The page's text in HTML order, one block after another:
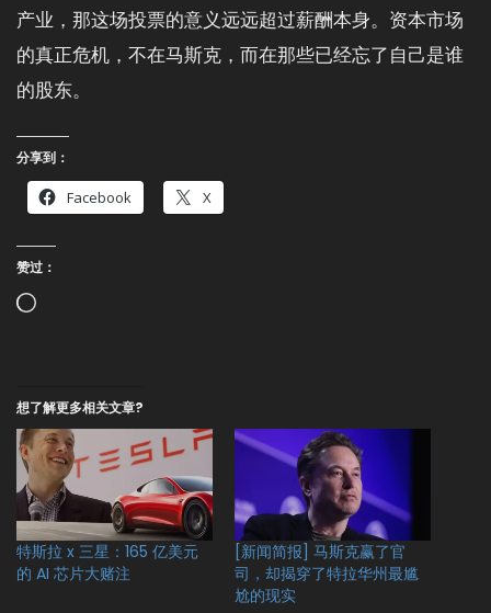
产业，那这场投票的意义远远超过薪酬本身。资本市场
的真正危机，不在马斯克，而在那些已经忘了自己是谁
的股东。
分享到：
Facebook X
赞过：
正
载…
想了解更多相关文章?
特斯拉 x 三星：165 亿美元
的 AI 芯片大赌注
[新闻简报] 马斯克赢了官
司，却揭穿了特拉华州最尴
尬的现实